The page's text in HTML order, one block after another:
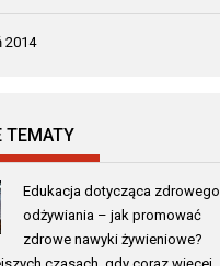
2014
TEMATY
Edukacja dotycząca zdrowego
odżywiania – jak promować
zdrowe nawyki żywieniowe?